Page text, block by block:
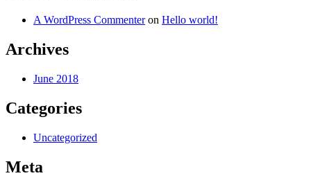
A WordPress Commenteron Hello world!
Archives
June 2018
Categories
Uncategorized
Meta